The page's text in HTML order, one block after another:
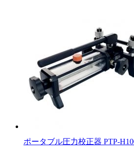
ポータブル圧力校正器 PTP-